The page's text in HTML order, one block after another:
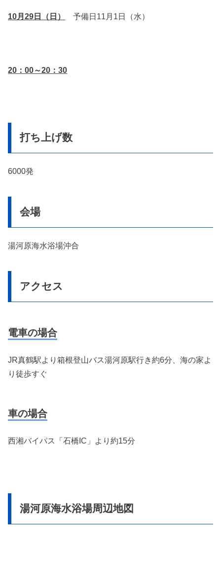
10月29日（日） 予備日11月1日（水）
20：00～20：30
打ち上げ数
6000発
会場
湯河原海水浴場沖合
アクセス
電車の場合
JR真鶴駅より箱根登山バス湯河原駅行き約6分、海の家よ
り徒歩すぐ
車の場合
西湘バイパス「石橋IC」より約15分
湯河原海水浴場周辺地図